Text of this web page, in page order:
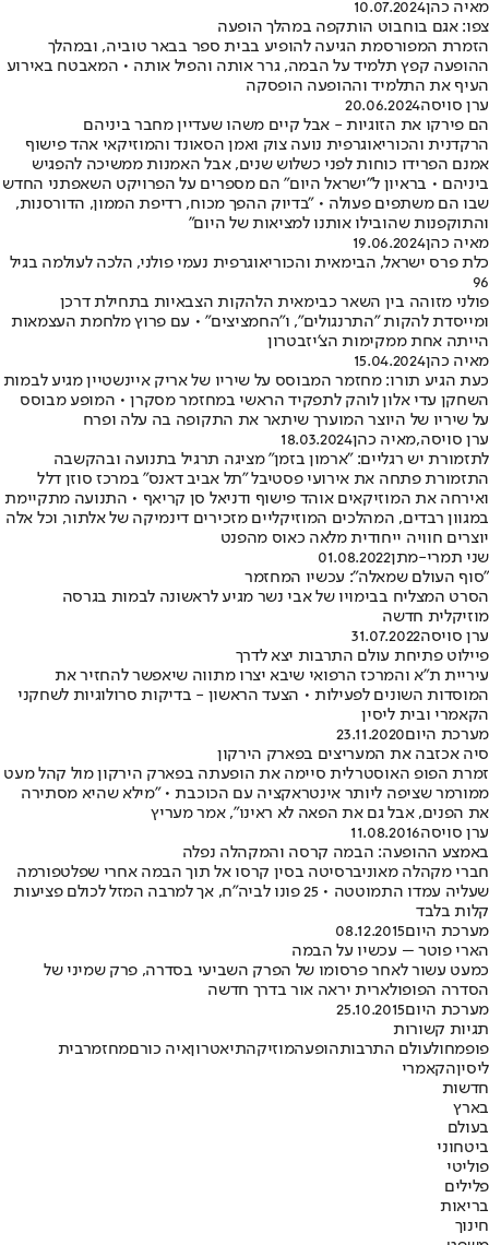
מאיה כהן10.07.2024
צפו: אגם בוחבוט הותקפה במהלך הופעה
הזמרת המפורסמת הגיעה להופיע בבית ספר בבאר טוביה, ובמהלך
ההופעה קפץ תלמיד על הבמה, גרר אותה והפיל אותה • המאבטח באירוע
העיף את התלמיד וההופעה הופסקה
ערן סויסה20.06.2024
הם פירקו את הזוגיות - אבל קיים משהו שעדיין מחבר ביניהם
הרקדנית והכוריאוגרפית נועה צוק ואמן הסאונד והמוזיקאי אהד פישוף
אמנם הפרידו כוחות לפני כשלוש שנים, אבל האמנות ממשיכה להפגיש
ביניהם • בראיון ל"ישראל היום" הם מספרים על הפרויקט השאפתני החדש
שבו הם משתפים פעולה • "בדיוק ההפך מכוח, רדיפת הממון, הדורסנות,
והתוקפנות שהובילו אותנו למציאות של היום"
מאיה כהן19.06.2024
כלת פרס ישראל, הבימאית והכוריאוגרפית נעמי פולני, הלכה לעולמה בגיל
96
פולני מזוהה בין השאר כבימאית הלהקות הצבאיות בתחילת דרכן
ומייסדת להקות "התרנגולים", ו"החמציצים" • עם פרוץ מלחמת העצמאות
הייתה אחת ממקימות הצ'יזבטרון
מאיה כהן15.04.2024
כעת הגיע תורו: מחזמר המבוסס על שיריו של אריק איינשטיין מגיע לבמות
השחקן עדי אלון לוהק לתפקיד הראשי במחזמר מסקרן • המופע מבוסס
על שיריו של היוצר המוערך שיתאר את התקופה בה עלה ופרח
ערן סויסה,מאיה כהן18.03.2024
לתזמורת יש רגליים: "ארמון בזמן" מציגה תרגיל בתנועה ובהקשבה
התזמורת פתחה את אירועי פסטיבל "תל אביב דאנס" במרכז סוזן דלל
ואירחה את המוזיקאים אוהד פישוף ודניאל סן קריאף • התנועה מתקיימת
במגוון רבדים, המהלכים המוזיקליים מזכירים דינמיקה של אלתור, וכל אלה
יוצרים חוויה ייחודית מלאה כאוס מהפנט
שני תמרי-מתן01.08.2022
"סוף העולם שמאלה": עכשיו המחזמר
הסרט המצליח בבימויו של אבי נשר מגיע לראשונה לבמות בגרסה
מוזיקלית חדשה
ערן סויסה31.07.2022
פיילוט פתיחת עולם התרבות יצא לדרך
עיריית ת"א והמרכז הרפואי שיבא יצרו מתווה שיאפשר להחזיר את
המוסדות השונים לפעילות • הצעד הראשון - בדיקות סרולוגיות לשחקני
הקאמרי ובית ליסין
מערכת היום23.11.2020
סיה אכזבה את המעריצים בפארק הירקון
זמרת הפופ האוסטרלית סיימה את הופעתה בפארק הירקון מול קהל מעט
ממורמר שציפה ליותר אינטראקציה עם הכוכבת • "מילא שהיא מסתירה
את הפנים, אבל גם את הפאה לא ראינו", אמר מעריץ
ערן סויסה11.08.2016
באמצע ההופעה: הבמה קרסה והמקהלה נפלה
חברי מקהלה מאוניברסיטה בסין קרסו אל תוך הבמה אחרי שפלטפורמה
שעליה עמדו התמוטטה • 25 פונו לביה"ח, אך למרבה המזל לכולם פציעות
קלות בלבד
מערכת היום08.12.2015
הארי פוטר – עכשיו על הבמה
כמעט עשור לאחר פרסומו של הפרק השביעי בסדרה, פרק שמיני של
הסדרה הפופולארית יראה אור בדרך חדשה
מערכת היום25.10.2015
תגיות קשורות
פופמחולעולם התרבותהופעהמוזיקהתיאטרוןאיה כורםמחזמרבית
ליסיןהקאמרי
חדשות
בארץ
בעולם
ביטחוני
פוליטי
פלילים
בריאות
חינוך